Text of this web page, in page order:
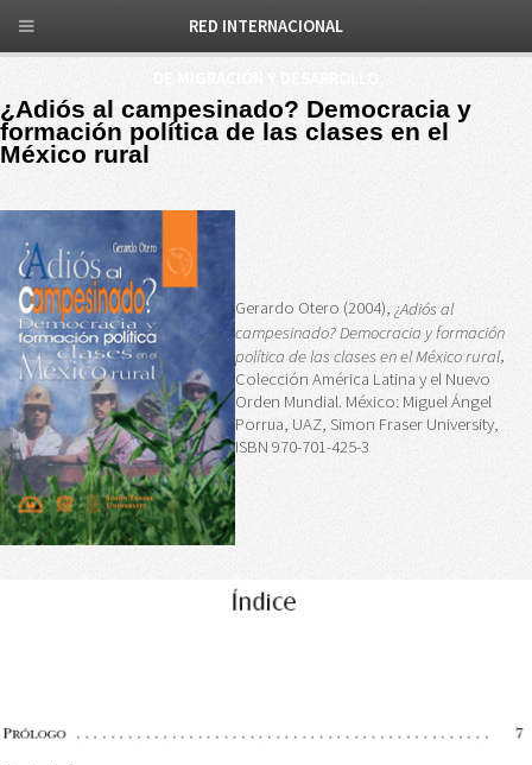
¿Adiós al campesinado? Democracia y
formación política de las clases en el
México rural
Gerardo Otero (2004), ¿Adiós al
campesinado? Democracia y formación
política de las clases en el México rural,
Colección América Latina y el Nuevo
Orden Mundial. México: Miguel Ángel
Porrua, UAZ, Simon Fraser University,
ISBN 970-701-425-3
RED INTERNACIONAL